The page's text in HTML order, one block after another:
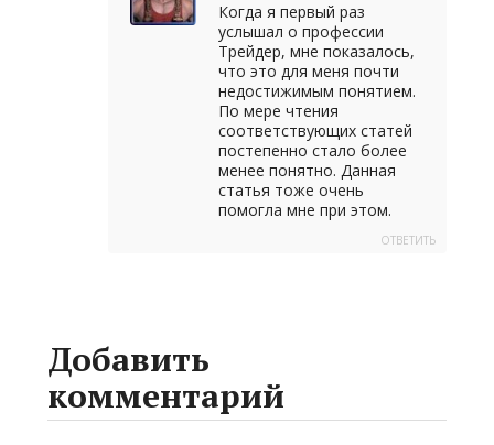
Когда я первый раз
услышал о профессии
Трейдер, мне показалось,
что это для меня почти
недостижимым понятием.
По мере чтения
соответствующих статей
постепенно стало более
менее понятно. Данная
статья тоже очень
помогла мне при этом.
ОТВЕТИТЬ
Добавить
комментарий